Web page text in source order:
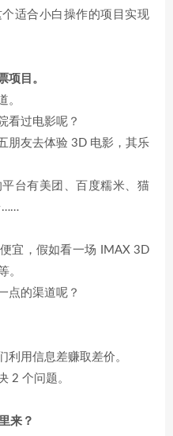
适合小白操作的项目实现
项目。
。
看过电影呢？
朋友去体验 3D 电影，其乐
台有美团、百度糯米、猫
……
宜，假如看一场 IMAX 3D
。
点的渠道呢？
利用信息差赚取差价。
2 个问题。
来？